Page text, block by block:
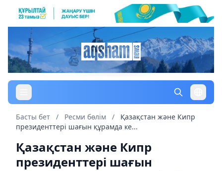
Басты бет / Ресми бөлім /
Қазақстан және Кипр
президенттері шағын құрамда ке...
Қазақстан және Кипр
президенттері шағын